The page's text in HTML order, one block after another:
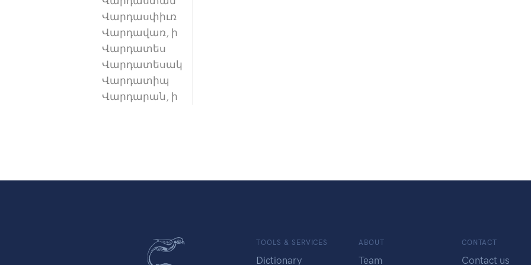
Վարդասփիւռ
Վարդավառ, ի
Վարդատես
Վարդատեսակ
Վարդատիպ
Վարդարան, ի
TOOLS & SERVICES
Dictionary
ABOUT
Team
CONTACT
Contact us